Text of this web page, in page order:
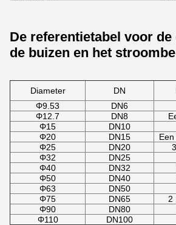
De referentietabel voor
de buizen en het
Diameter DN
Φ9.53
DN6
Φ12.7
DN8
Φ15
DN10
Φ20
DN15 Een
Φ25
DN20
Φ32
DN25
Φ40
DN32
Φ50
DN40
Φ63
DN50
Φ75
DN65 2
Φ90
DN80
Φ110
DN100